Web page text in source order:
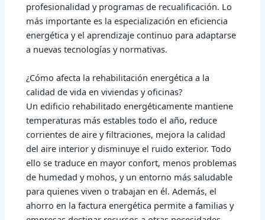
profesionalidad y programas de recualificación. Lo
más importante es la especialización en eficiencia
energética y el aprendizaje continuo para adaptarse
a nuevas tecnologías y normativas.
¿Cómo afecta la rehabilitación energética a la
calidad de vida en viviendas y oficinas?
Un edificio rehabilitado energéticamente mantiene
temperaturas más estables todo el año, reduce
corrientes de aire y filtraciones, mejora la calidad
del aire interior y disminuye el ruido exterior. Todo
ello se traduce en mayor confort, menos problemas
de humedad y mohos, y un entorno más saludable
para quienes viven o trabajan en él. Además, el
ahorro en la factura energética permite a familias y